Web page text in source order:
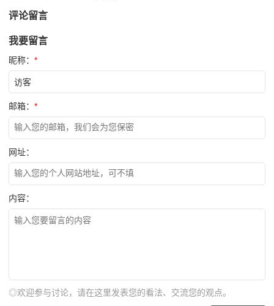
评论留言
我要留言
昵称： *
邮箱： *
网址：
内容：
◎欢迎参与讨论，请在这里发表您的看法、交流您的观点。